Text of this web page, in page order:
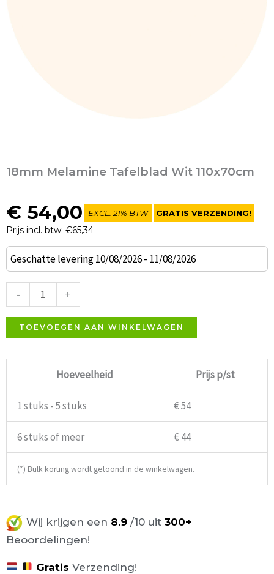
18mm Melamine Tafelblad Wit 110x70cm
€ 54,00
Prijs incl. btw: €65,34
EXCL. 21% BTW GRATIS VERZENDING!
Geschatte levering 10/08/2026 - 11/08/2026
-
18mm
Melamine
Tafelblad
Wit
110x70cm
aantal
+
TOEVOEGEN AAN WINKELWAGEN
Hoeveelheid Prijs p/st
1 stuks - 5 stuks € 54
6 stuks of meer € 44
(*) Bulk korting wordt getoond in de winkelwagen.
Wij krijgen een 8.9 /10 uit 300+
Beoordelingen!
Gratis Verzending!